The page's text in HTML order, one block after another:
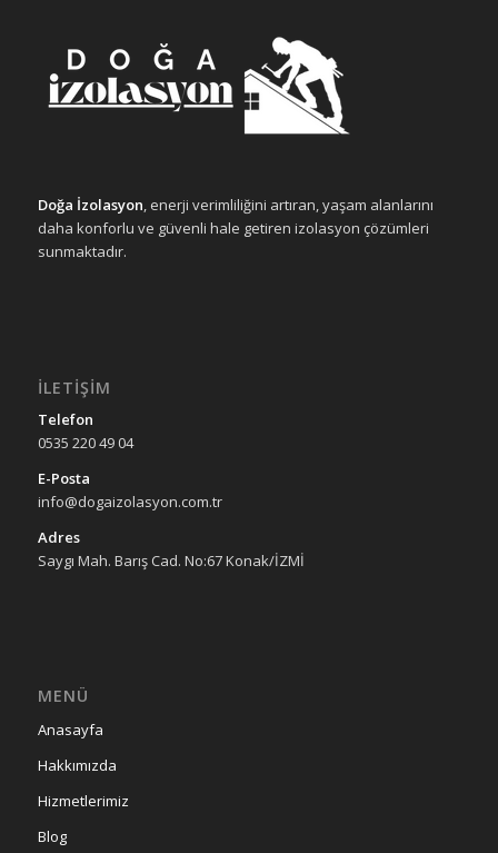
Doğa İzolasyon, enerji verimliliğini artıran, yaşam alanlarını
daha konforlu ve güvenli hale getiren izolasyon çözümleri
sunmaktadır.
İLETIŞIM
Telefon
0535 220 49 04
E-Posta
info@dogaizolasyon.com.tr
Adres
Saygı Mah. Barış Cad. No:67 Konak/İZMİ
MENÜ
Anasayfa
Hakkımızda
Hizmetlerimiz
Blog